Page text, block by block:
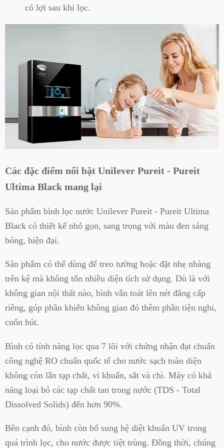
có lợi sau khi lọc.
Các đặc điểm nổi bật Unilever Pureit - Pureit
Ultima Black mang lại
Sản phẩm bình lọc nước Unilever Pureit - Pureit Ultima
Black có thiết kế nhỏ gọn, sang trọng với màu đen sáng
bóng, hiện đại.
Sản phẩm có thể dùng để treo tường hoặc đặt nhẹ nhàng
trên kệ mà không tốn nhiều diện tích sử dụng. Dù là với
không gian nội thất nào, bình vẫn toát lên nét đẳng cấp
riêng, góp phần khiến không gian đó thêm phần tiện nghi,
cuốn hút.
Bình có tính năng lọc qua 7 lõi với chứng nhận đạt chuẩn
công nghệ RO chuẩn quốc tế cho nước sạch toàn diện
không còn lẫn tạp chất, vi khuẩn, sắt và chì. Máy có khả
năng loại bỏ các tạp chất tan trong nước (TDS - Total
Dissolved Solids) đến hơn 90%.
Bên cạnh đó, bình còn bổ sung hệ diệt khuẩn UV trong
quá trình lọc, cho nước được tiệt trùng. Đồng thời, chúng